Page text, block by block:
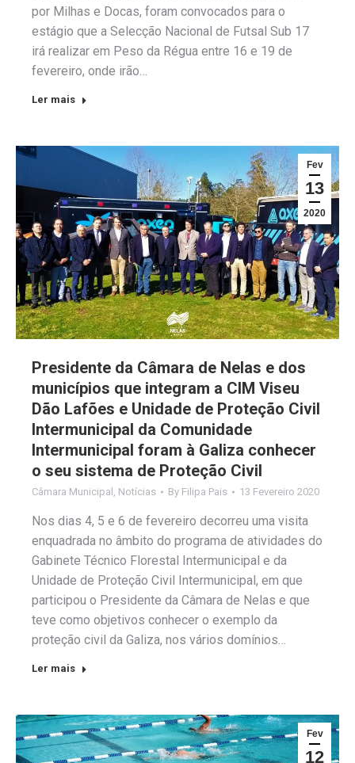
por Milhas e Docas, foram convocados para o
estágio que a Selecção Nacional de Futsal Sub 17
irá realizar em Peso da Régua entre 16 e 19 de
fevereiro, onde irão…
Ler mais
Fev
13
2020
Presidente da Câmara de Nelas e dos
municípios que integram a CIM Viseu
Dão Lafões e Unidade de Proteção Civil
Intermunicipal da Comunidade
Intermunicipal foram à Galiza conhecer
o seu sistema de Proteção Civil
Câmara Municipal , Notícias By Filipa Pais 13 Fevereiro 2020
Nos dias 4, 5 e 6 de fevereiro decorreu uma visita
enquadrada no âmbito do programa de atividades do
Gabinete Técnico Florestal Intermunicipal e da
Unidade de Proteção Civil Intermunicipal, em que
participou o Presidente da Câmara de Nelas e que
teve como objetivos conhecer o exemplo da
proteção civil da Galiza, nos vários domínios…
Ler mais
Fev
12